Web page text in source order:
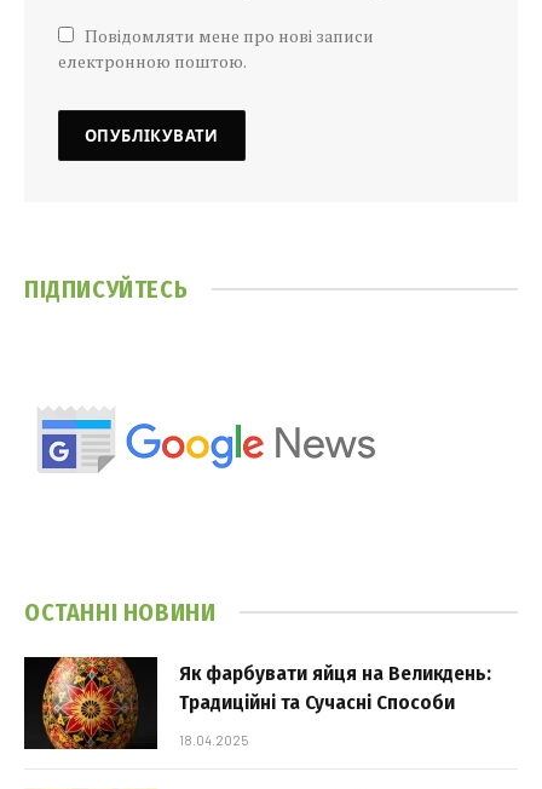
Повідомляти мене про нові записи
електронною поштою.
ПІДПИСУЙТЕСЬ
ОСТАННІ НОВИНИ
Як фарбувати яйця на Великдень:
Традиційні та Сучасні Способи
18.04.2025